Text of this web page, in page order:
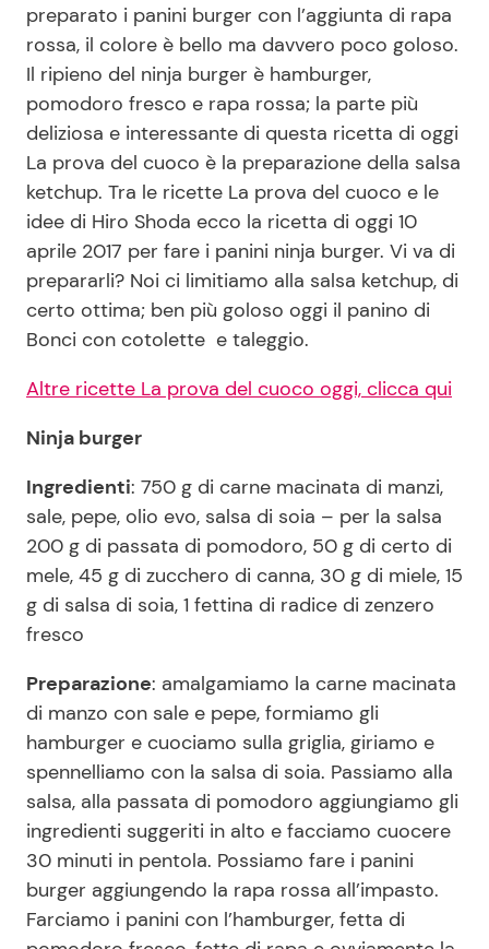
Seguici
Info
Chi siamo
Disclaimer e Privacy
Redazione
Contattaci
preparato i panini burger con l’aggiunta di rapa
rossa, il colore è bello ma davvero poco goloso.
Il ripieno del ninja burger è hamburger,
pomodoro fresco e rapa rossa; la parte più
deliziosa e interessante di questa ricetta di oggi
La prova del cuoco è la preparazione della salsa
ketchup. Tra le ricette La prova del cuoco e le
idee di Hiro Shoda ecco la ricetta di oggi 10
aprile 2017 per fare i panini ninja burger. Vi va di
prepararli? Noi ci limitiamo alla salsa ketchup, di
certo ottima; ben più goloso oggi il panino di
Bonci con cotolette e taleggio.
Altre ricette La prova del cuoco oggi, clicca qui
Ninja burger
Ingredienti: 750 g di carne macinata di manzi,
sale, pepe, olio evo, salsa di soia – per la salsa
200 g di passata di pomodoro, 50 g di certo di
mele, 45 g di zucchero di canna, 30 g di miele, 15
g di salsa di soia, 1 fettina di radice di zenzero
fresco
Preparazione: amalgamiamo la carne macinata
di manzo con sale e pepe, formiamo gli
hamburger e cuociamo sulla griglia, giriamo e
spennelliamo con la salsa di soia. Passiamo alla
salsa, alla passata di pomodoro aggiungiamo gli
ingredienti suggeriti in alto e facciamo cuocere
30 minuti in pentola. Possiamo fare i panini
burger aggiungendo la rapa rossa all’impasto.
Farciamo i panini con l’hamburger, fetta di